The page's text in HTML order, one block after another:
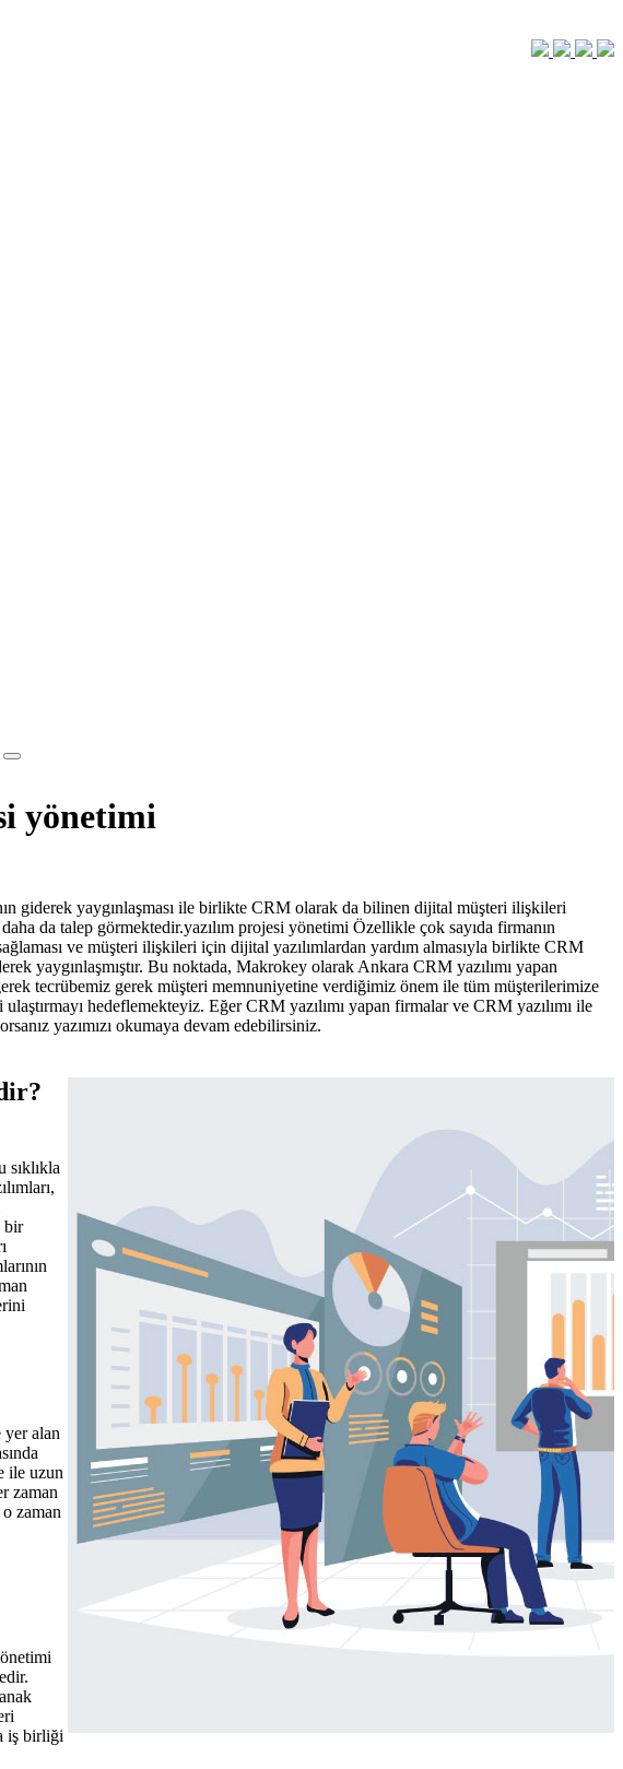
yönetimi
giderek yaygınlaşması ile birlikte CRM olarak da bilinen dijital müşteri ilişkileri
da talep görmektedir.yazılım projesi yönetimi Özellikle çok sayıda firmanın
ve müşteri ilişkileri için dijital yazılımlardan yardım almasıyla birlikte CRM
yaygınlaşmıştır. Bu noktada, Makrokey olarak Ankara CRM yazılımı yapan
tecrübemiz gerek müşteri memnuniyetine verdiğimiz önem ile tüm müşterilerimize
hedeflemekteyiz. Eğer CRM yazılımı yapan firmalar ve CRM yazılımı ile
yazımızı okumaya devam edebilirsiniz.
sıklıkla
bir
alan
ile uzun
zaman
zaman
iş birliği